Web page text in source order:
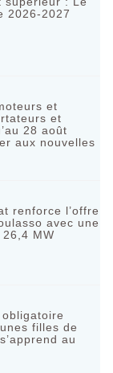
2026-2027
et
et
28 août
aux nouvelles
renforce l’offre
avec une
MW
filles de
au